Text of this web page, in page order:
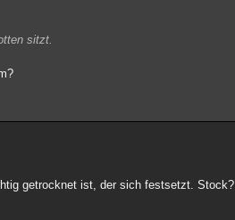
sitzt.
getrocknet ist, der sich festsetzt. Stock?